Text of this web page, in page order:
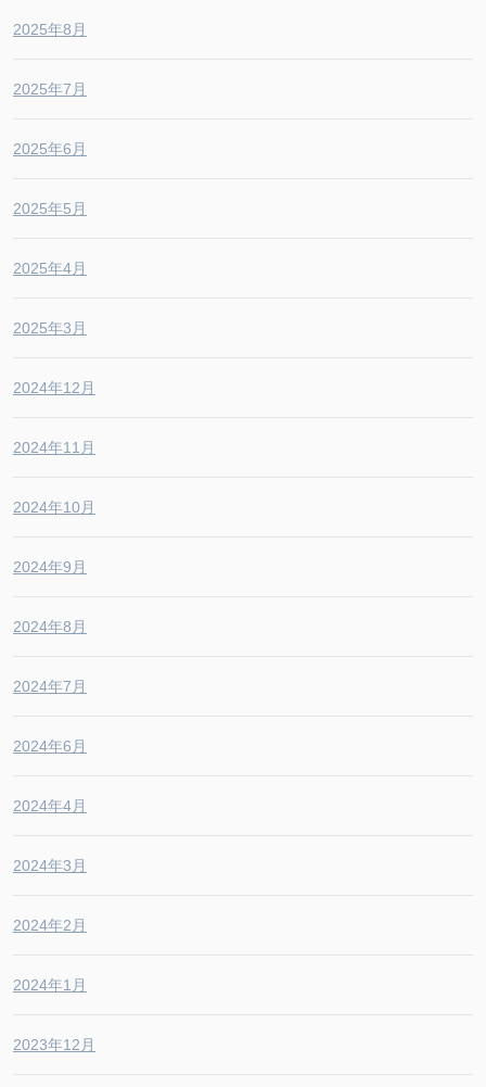
2025年8月
2025年7月
2025年6月
2025年5月
2025年4月
2025年3月
2024年12月
2024年11月
2024年10月
2024年9月
2024年8月
2024年7月
2024年6月
2024年4月
2024年3月
2024年2月
2024年1月
2023年12月